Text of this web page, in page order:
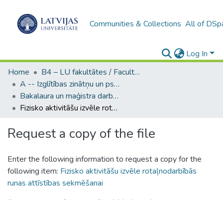
Communities & Collections All of
Log In
Home
B4 – LU fakultātes / Faculties of the UL
A -- Izglītības zinātņu un psiholoģijas fakultāte / Faculty of Education Sciences and Psychology
Bakalaura un maģistra darbi (PPMF) / Bachelor's and Master's theses
Fizisko aktivitāšu izvēle rotaļnodarbībās runas attīstības sekmēšanai
Request a copy of the file
Enter the following information to request a copy for the
following item: Fizisko aktivitāšu izvēle rotaļnodarbībās
runas attīstības sekmēšanai